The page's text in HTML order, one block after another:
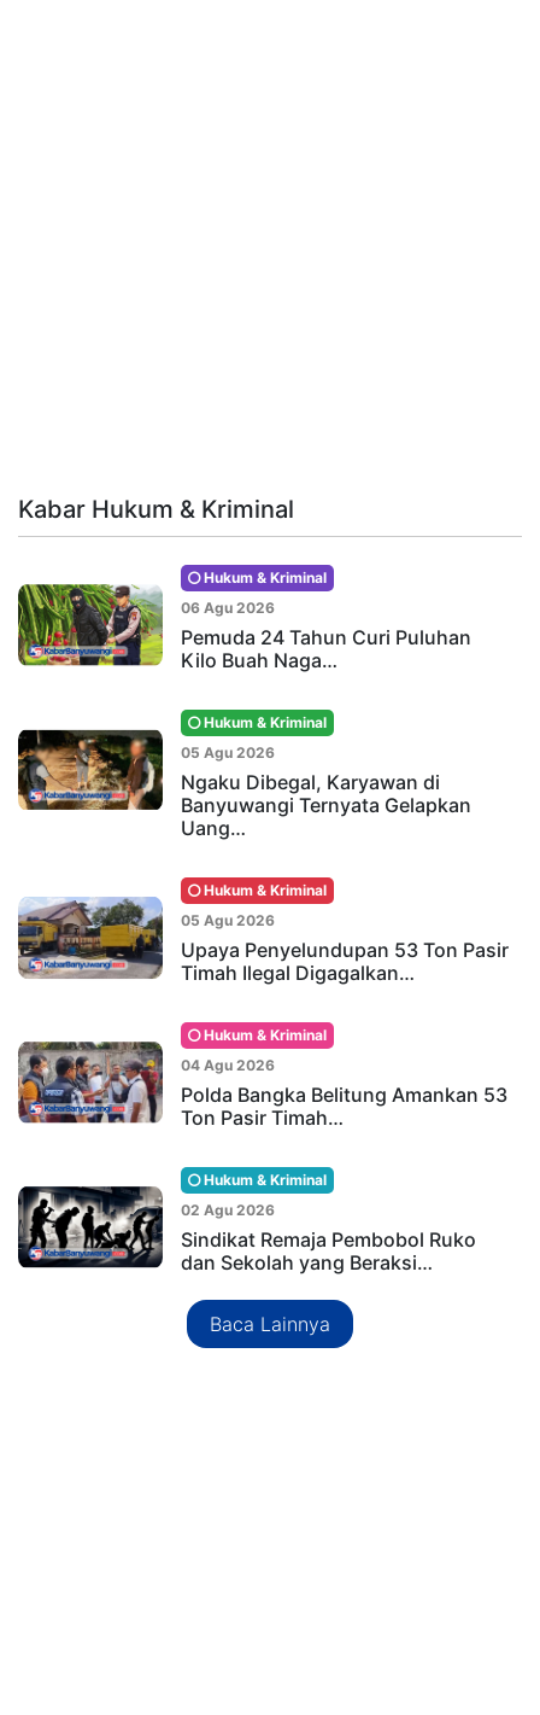
Kabar Hukum & Kriminal
Hukum & Kriminal
06 Agu 2026
Pemuda 24 Tahun Curi Puluhan
Kilo Buah Naga…
Hukum & Kriminal
05 Agu 2026
Ngaku Dibegal, Karyawan di
Banyuwangi Ternyata Gelapkan
Uang…
Hukum & Kriminal
05 Agu 2026
Upaya Penyelundupan 53 Ton Pasir
Timah Ilegal Digagalkan…
Hukum & Kriminal
04 Agu 2026
Polda Bangka Belitung Amankan 53
Ton Pasir Timah…
Hukum & Kriminal
02 Agu 2026
Sindikat Remaja Pembobol Ruko
dan Sekolah yang Beraksi…
Baca Lainnya